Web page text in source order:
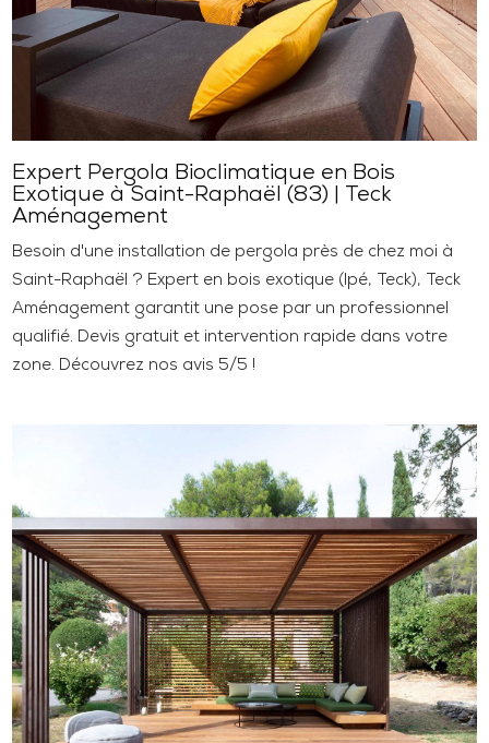
Expert Pergola Bioclimatique en Bois
Exotique à Saint-Raphaël (83) | Teck
Aménagement
Besoin d'une installation de pergola près de chez moi à
Saint-Raphaël ? Expert en bois exotique (Ipé, Teck), Teck
Aménagement garantit une pose par un professionnel
qualifié. Devis gratuit et intervention rapide dans votre
zone. Découvrez nos avis 5/5 !